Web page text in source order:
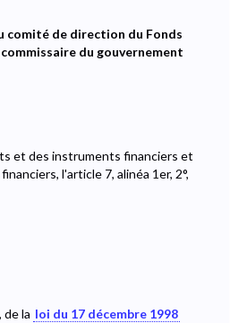
comité de direction du Fonds
du gouvernement
et des instruments financiers et
l'article 7, alinéa 1er, 2°,
de la loi du 17 décembre 1998